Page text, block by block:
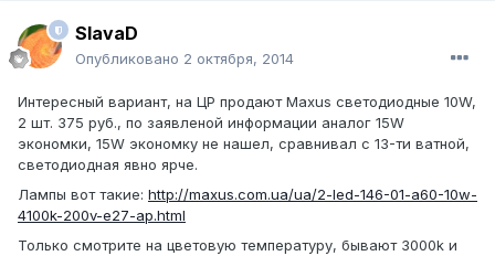
SlavaD
Опубликовано 2 октября, 2014
Интересный вариант, на ЦР продают Maxus светодиодные 10W,
2 шт. 375 руб., по заявленой информации аналог 15W
экономки, 15W экономку не нашел, сравнивал с 13-ти ватной,
светодиодная явно ярче.
Лампы вот такие: http://maxus.com.ua/ua/2-led-146-01-a60-10w-
4100k-200v-e27-ap.html
Только смотрите на цветовую температуру, бывают 3000k и